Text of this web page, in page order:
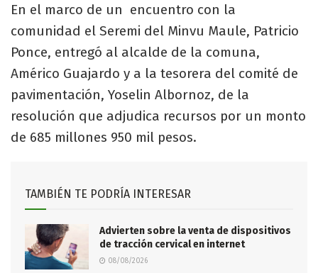
En el marco de un encuentro con la
comunidad el Seremi del Minvu Maule, Patricio
Ponce, entregó al alcalde de la comuna,
Américo Guajardo y a la tesorera del comité de
pavimentación, Yoselin Albornoz, de la
resolución que adjudica recursos por un monto
de 685 millones 950 mil pesos.
TAMBIÉN TE PODRÍA INTERESAR
Advierten sobre la venta de dispositivos
de tracción cervical en internet
08/08/2026